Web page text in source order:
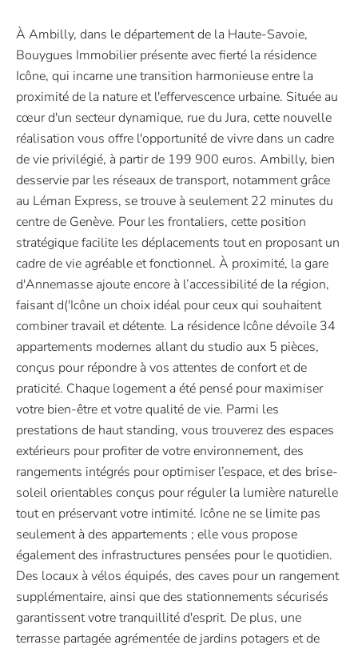
À Ambilly, dans le département de la Haute-Savoie,
Bouygues Immobilier présente avec fierté la résidence
Icône, qui incarne une transition harmonieuse entre la
proximité de la nature et l'effervescence urbaine. Située au
cœur d'un secteur dynamique, rue du Jura, cette nouvelle
réalisation vous offre l'opportunité de vivre dans un cadre
de vie privilégié, à partir de 199 900 euros. Ambilly, bien
desservie par les réseaux de transport, notamment grâce
au Léman Express, se trouve à seulement 22 minutes du
centre de Genève. Pour les frontaliers, cette position
stratégique facilite les déplacements tout en proposant un
cadre de vie agréable et fonctionnel. À proximité, la gare
d'Annemasse ajoute encore à l’accessibilité de la région,
faisant d('Icône un choix idéal pour ceux qui souhaitent
combiner travail et détente. La résidence Icône dévoile 34
appartements modernes allant du studio aux 5 pièces,
conçus pour répondre à vos attentes de confort et de
praticité. Chaque logement a été pensé pour maximiser
votre bien-être et votre qualité de vie. Parmi les
prestations de haut standing, vous trouverez des espaces
extérieurs pour profiter de votre environnement, des
rangements intégrés pour optimiser l’espace, et des brise-
soleil orientables conçus pour réguler la lumière naturelle
tout en préservant votre intimité. Icône ne se limite pas
seulement à des appartements ; elle vous propose
également des infrastructures pensées pour le quotidien.
Des locaux à vélos équipés, des caves pour un rangement
supplémentaire, ainsi que des stationnements sécurisés
garantissent votre tranquillité d'esprit. De plus, une
terrasse partagée agrémentée de jardins potagers et de